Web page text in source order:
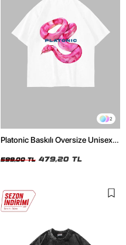
2
Platonic Baskılı Oversize Unisex
599,00 TL 479,20 TL